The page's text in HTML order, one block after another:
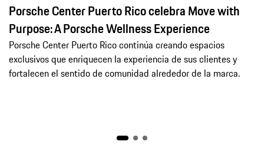
Porsche Center Puerto Rico celebra Move with
Purpose: A Porsche Wellness Experience
Porsche Center Puerto Rico continúa creando espacios
exclusivos que enriquecen la experiencia de sus clientes y
fortalecen el sentido de comunidad alrededor de la marca.